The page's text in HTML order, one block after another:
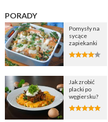
PORADY
Pomysły na
sycące
zapiekanki
Jak zrobić
placki po
węgiersku?